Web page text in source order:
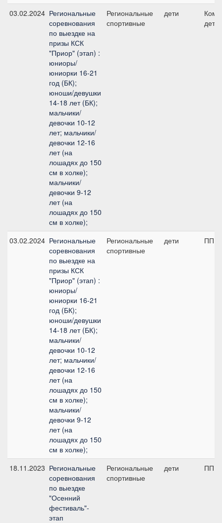
03.02.2024 Региональные
соревнования
по выездке на
призы КСК
"Приор" (этап) :
юниоры/
юниорки 16-21
год (БК);
юноши/девушки
14-18 лет (БК);
мальчики/
девочки 10-12
лет; мальчики/
девочки 12-16
лет (на
лошадях до 150
см в холке);
мальчики/
девочки 9-12
лет (на
лошадях до 150
см в холке);
Региональные
спортивные
дети
дети
03.02.2024 Региональные
соревнования
по выездке на
призы КСК
"Приор" (этап) :
юниоры/
юниорки 16-21
год (БК);
юноши/девушки
14-18 лет (БК);
мальчики/
девочки 10-12
лет; мальчики/
девочки 12-16
лет (на
лошадях до 150
см в холке);
мальчики/
девочки 9-12
лет (на
лошадях до 150
см в холке);
Региональные
спортивные
дети ПП
18.11.2023 Региональные
соревнования
по выездке
"Осенний
фестиваль"-
этап
Региональные
спортивные
дети ПП